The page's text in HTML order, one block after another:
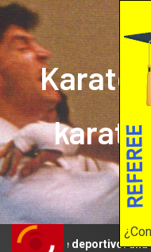
Karate
karate
El
deportivo: una propuesta